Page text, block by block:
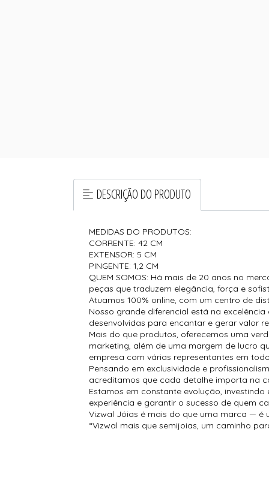
DESCRIÇÃO DO PRODUTO
MEDIDAS DO PRODUTOS:
CORRENTE: 42 CM
EXTENSOR: 5 CM
PINGENTE: 1,2 CM
QUEM SOMOS: Há mais de 20 anos no
peças que traduzem elegância, força e
Atuamos 100% online, com um centro de
Nosso grande diferencial está na
desenvolvidas para encantar e gerar valor
Mais do que produtos, oferecemos uma
marketing, além de uma margem de lucro
empresa com várias representantes em
Pensando em exclusividade e
acreditamos que cada detalhe importa na
Estamos em constante evolução,
experiência e garantir o sucesso de quem
Vizwal Jóias é mais do que uma marca —
“Vizwal mais que semijoias, um caminho